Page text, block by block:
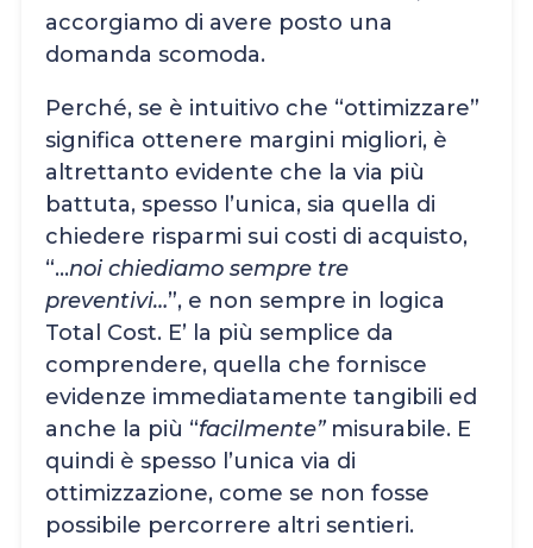
accorgiamo di avere posto una
domanda scomoda.
Perché, se è intuitivo che “ottimizzare”
significa ottenere margini migliori, è
altrettanto evidente che la via più
battuta, spesso l’unica, sia quella di
chiedere risparmi sui costi di acquisto,
“…noi chiediamo sempre tre
preventivi…”, e non sempre in logica
Total Cost. E’ la più semplice da
comprendere, quella che fornisce
evidenze immediatamente tangibili ed
anche la più “facilmente”misurabile. E
quindi è spesso l’unica via di
ottimizzazione, come se non fosse
possibile percorrere altri sentieri.